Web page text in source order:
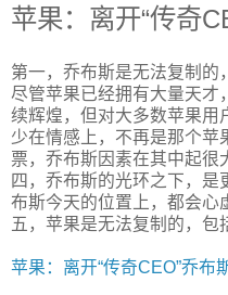
苹果：离开“传奇
第一，乔布斯是无法复制的
尽管苹果已经拥有大量天才
续辉煌，但对大多数苹果用
少在情感上，不再是那个苹
票，乔布斯因素在其中起很
四，乔布斯的光环之下，是
布斯今天的位置上，都会心
五，苹果是无法复制的，包
苹果：离开“传奇CEO”乔布